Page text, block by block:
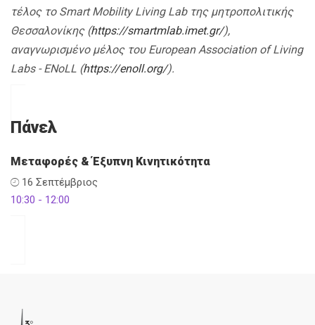
τέλος το Smart Mobility Living Lab της μητροπολιτικής
Θεσσαλονίκης (https://smartmlab.imet.gr/),
αναγνωρισμένο μέλος του European Association of Living
Labs -ENoLL (https://enoll.org/).
Πάνελ
Μεταφορές & Έξυπνη Κινητικότητα
16 Σεπτέμβριος
10:30 - 12:00